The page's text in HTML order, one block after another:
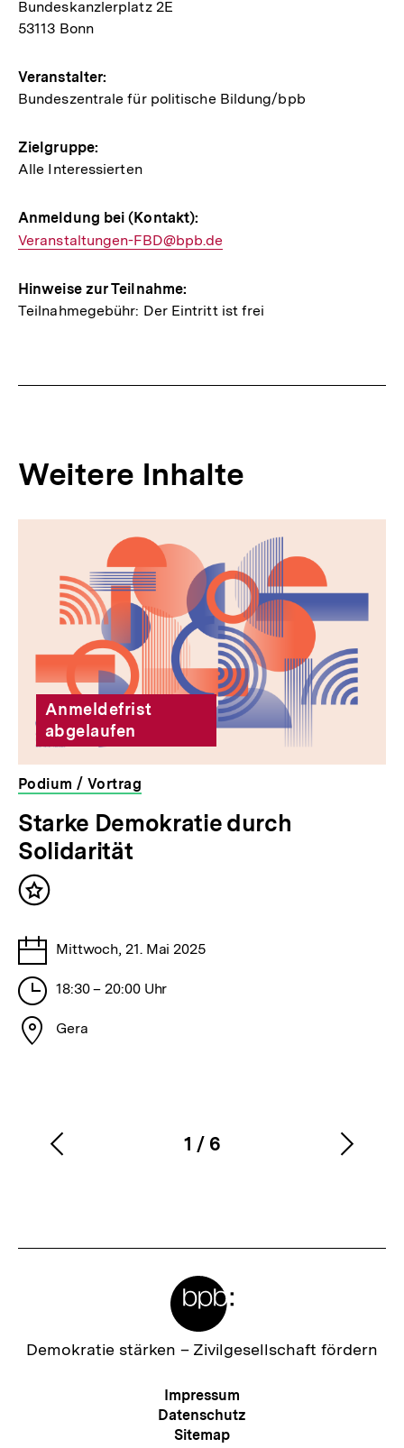
Bundeskanzlerplatz 2E
53113 Bonn
Veranstalter:
Bundeszentrale für politische Bildung/bpb
Zielgruppe:
Alle Interessierten
Anmeldung bei (Kontakt):
E-
Link:
Veranstaltungen-FBD@bpb.de
Hinweise zur Teilnahme:
Teilnahmegebühr: Der Eintritt ist frei
Weitere Inhalte
Inhalte
überspringen
Anmeldefrist
abgelaufen
Podium / Vortrag
veranstaltet
von
der
bpb
Starke Demokratie durch
Solidarität
Inhalt
Tage
Mittwoch, 21. Mai 2025
Stunden
18:30 – 20:00 Uhr
Stadt
Gera
Karussellinhalt
1
von
/ 6
Vorherigen
Zur
Demokratie stärken – Zivilgesellschaft fördern
Meta-
Navigation
Impressum
Datenschutz
Sitemap